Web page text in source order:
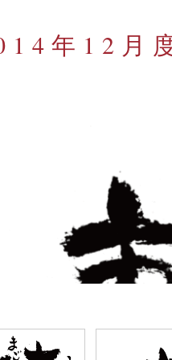
年12月